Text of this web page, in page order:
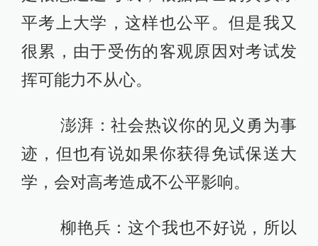
平考上大学，这样也公平。但是我又
很累，由于受伤的客观原因对考试发
挥可能力不从心。
澎湃：社会热议你的见义勇为事
迹，但也有说如果你获得免试保送大
学，会对高考造成不公平影响。
柳艳兵：这个我也不好说，所以